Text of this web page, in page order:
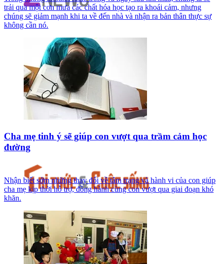
trải qua một cơn mưa các chất hóa học tạo ra khoái cảm, nhưng
chúng sẽ giảm mạnh khi ta về đến nhà và nhận ra bản thân thực sự
không cần nó.
Cha mẹ tinh ý sẽ giúp con vượt qua trầm cảm học
đường
Nhận biết sớm những thay đổi về tâm trạng và hành vi của con giúp
cha mẹ kịp thời hỗ trợ, đồng hành cùng con vượt qua giai đoạn khó
khăn.